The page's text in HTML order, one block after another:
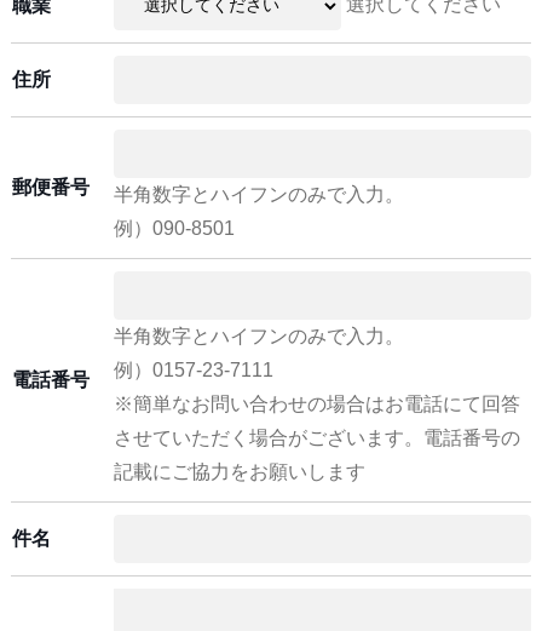
職業 選択してください
住所
郵便番号
半角数字とハイフンのみで入力。
例）090-8501
電話番号
半角数字とハイフンのみで入力。
例）0157-23-7111
※簡単なお問い合わせの場合はお電話にて回答
させていただく場合がございます。電話番号の
記載にご協力をお願いします
件名